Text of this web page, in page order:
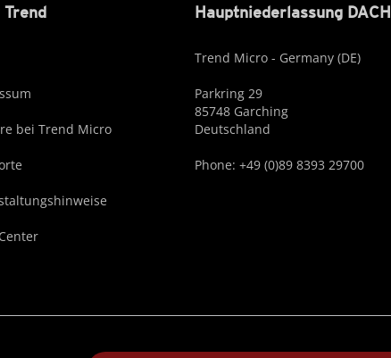
bei Trend Micro
Hauptniederlassung DACH
Trend Micro - Germany (DE)
Parkring 29
85748 Garching
Deutschland
Phone: +49 (0)89 8393 29700